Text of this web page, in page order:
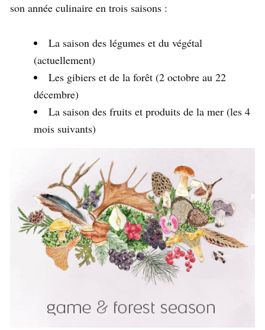
son année culinaire en trois saisons :
La saison des légumes et du végétal
(actuellement)
Les gibiers et de la forêt (2 octobre au 22
décembre)
La saison des fruits et produits de la mer (les 4
mois suivants)